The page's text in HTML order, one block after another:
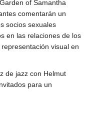
of Samantha
comentarán un
socios sexuales
en las relaciones de los
visual en
de jazz con Helmut
para un